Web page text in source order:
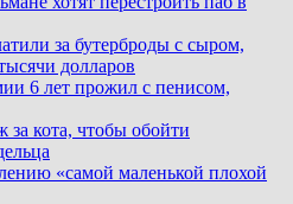
за бутерброды с сыром,
долларов
6 лет прожил с пенисом,
кота, чтобы обойти
«самой маленькой плохой